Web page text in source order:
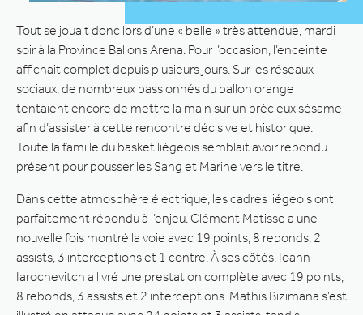
Tout se jouait donc lors d’une « belle » très attendue, mardi
soir à la Province Ballons Arena. Pour l’occasion, l’enceinte
affichait complet depuis plusieurs jours. Sur les réseaux
sociaux, de nombreux passionnés du ballon orange
tentaient encore de mettre la main sur un précieux sésame
afin d’assister à cette rencontre décisive et historique.
Toute la famille du basket liégeois semblait avoir répondu
présent pour pousser les Sang et Marine vers le titre.
Dans cette atmosphère électrique, les cadres liégeois ont
parfaitement répondu à l’enjeu. Clément Matisse a une
nouvelle fois montré la voie avec 19 points, 8 rebonds, 2
assists, 3 interceptions et 1 contre. À ses côtés, Ioann
Iarochevitch a livré une prestation complète avec 19 points,
8 rebonds, 3 assists et 2 interceptions. Mathis Bizimana s’est